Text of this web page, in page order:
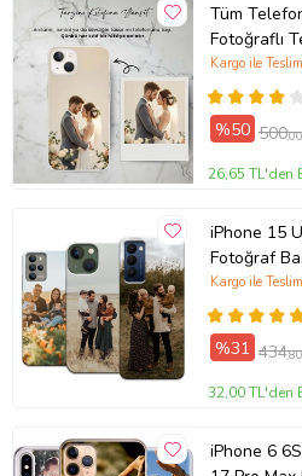
Tüm
Fotoğraflı
Açıklamada
Kargo ile
%50 500
26,65 TL'den
iPhone 15
Fotoğraf
Kargo ile
%31 434
32,00 TL'den
iPhone 6